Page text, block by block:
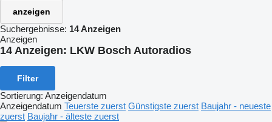
anzeigen
Suchergebnisse: 14 Anzeigen
Anzeigen
14 Anzeigen: LKW Bosch Autoradios
Filter
Sortierung: Anzeigendatum
Anzeigendatum Teuerste zuerst Günstigste zuerst Baujahr - neueste
zuerst Baujahr - älteste zuerst